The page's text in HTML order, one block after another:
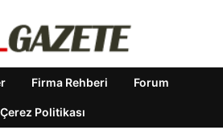
Firma Rehberi Forum
Çerez Politikası